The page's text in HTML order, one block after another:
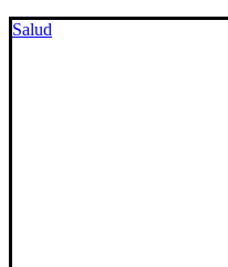
Salud